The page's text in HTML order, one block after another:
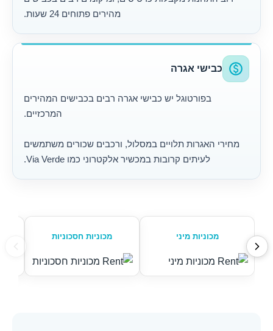
מהירים פתוחים 24 שעות.
paid כבישי אגרה
בפורטוגל יש כבישי אגרה רבים בכבישים המהירים
המרכזיים.
מחירי האגרות תלויים במסלול, ורכבים שכורים משתמשים
לעיתים קרובות במכשיר אלקטרוני כמו Via Verde.
מכוניות מיני מכוניות חסכוניות